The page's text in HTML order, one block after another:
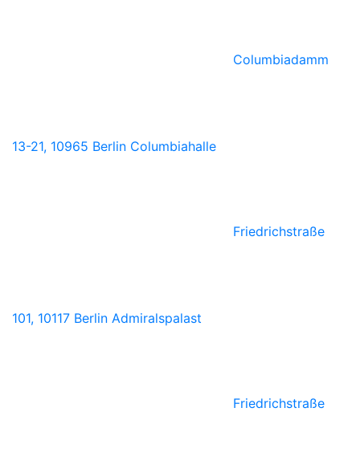
Columbiadamm
13-21, 10965 Berlin Columbiahalle
Friedrichstraße
101, 10117 Berlin Admiralspalast
Friedrichstraße